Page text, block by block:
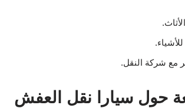
مع شركة النقل.
حول سيارا نقل العفش